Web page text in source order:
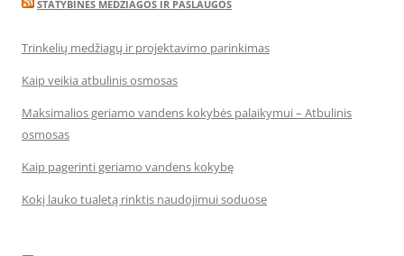
STATYBINĖS MEDŽIAGOS IR PASLAUGOS
Trinkelių medžiagų ir projektavimo parinkimas
Kaip veikia atbulinis osmosas
Maksimalios geriamo vandens kokybės palaikymui – Atbulinis
osmosas
Kaip pagerinti geriamo vandens kokybę
Kokį lauko tualetą rinktis naudojimui soduose